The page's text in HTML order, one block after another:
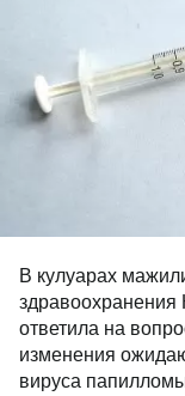
В кулуарах
здравоохранения
ответила на
изменения
вируса